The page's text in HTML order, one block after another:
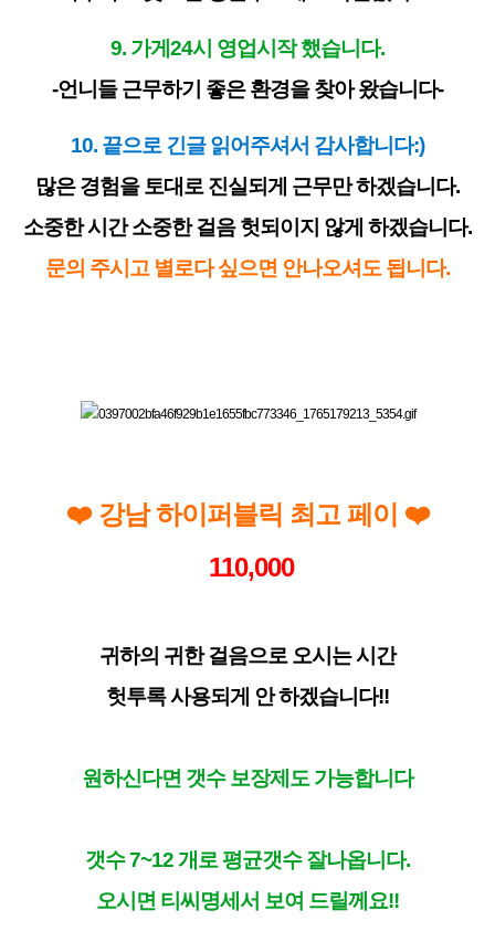
9. 가게24시 영업시작 했습니다.
-언니들 근무하기 좋은 환경을 찾아 왔습니다-
10. 끝으로 긴글 읽어주셔서 감사합니다:)
많은 경험을 토대로 진실되게 근무만 하겠습니다.
소중한 시간 소중한 걸음 헛되이지 않게 하겠습니다.
문의 주시고 별로다 싶으면 안나오셔도 됩니다.
❤️ 강남 하이퍼블릭 최고 페이 ❤️
110,000
귀하의 귀한 걸음으로 오시는 시간
헛투록 사용되게 안 하겠습니다!!
원하신다면 갯수 보장제도 가능합니다
갯수 7~12 개로 평균갯수 잘나옵니다.
오시면 티씨명세서 보여 드릴께요!!